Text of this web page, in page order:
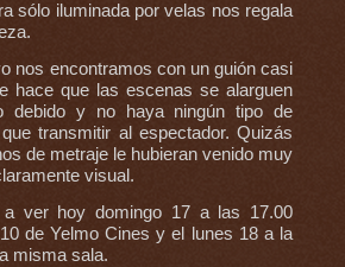
sólo iluminada por velas nos regala
nos encontramos con un guión casi
hace que las escenas se alarguen
debido y no haya ningún tipo de
transmitir al espectador. Quizás
de metraje le hubieran venido muy
visual.
a ver hoy domingo 17 a las 17.00
de Yelmo Cines y el lunes 18 a la
misma sala.